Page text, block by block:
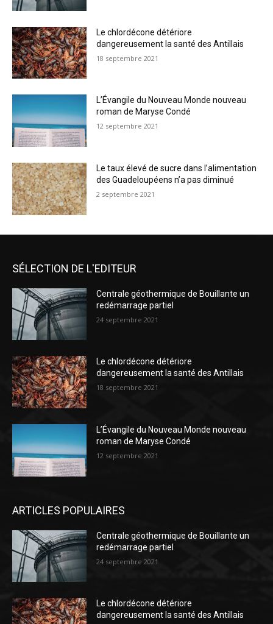
Le chlordécone détériore
dangereusement la santé des Antillais
18 septembre 2021
L’Évangile du Nouveau Monde nouveau
roman de Maryse Condé
12 septembre 2021
Le taux élevé de sucre dans l’alimentation
des Guadeloupéens n’a pas diminué
2 septembre 2021
SÉLECTION DE L'EDITEUR
Centrale géothermique de Bouillante un
redémarrage partiel
24 septembre 2021
Le chlordécone détériore
dangereusement la santé des Antillais
18 septembre 2021
L’Évangile du Nouveau Monde nouveau
roman de Maryse Condé
12 septembre 2021
ARTICLES POPULAIRES
Centrale géothermique de Bouillante un
redémarrage partiel
24 septembre 2021
Le chlordécone détériore
dangereusement la santé des Antillais